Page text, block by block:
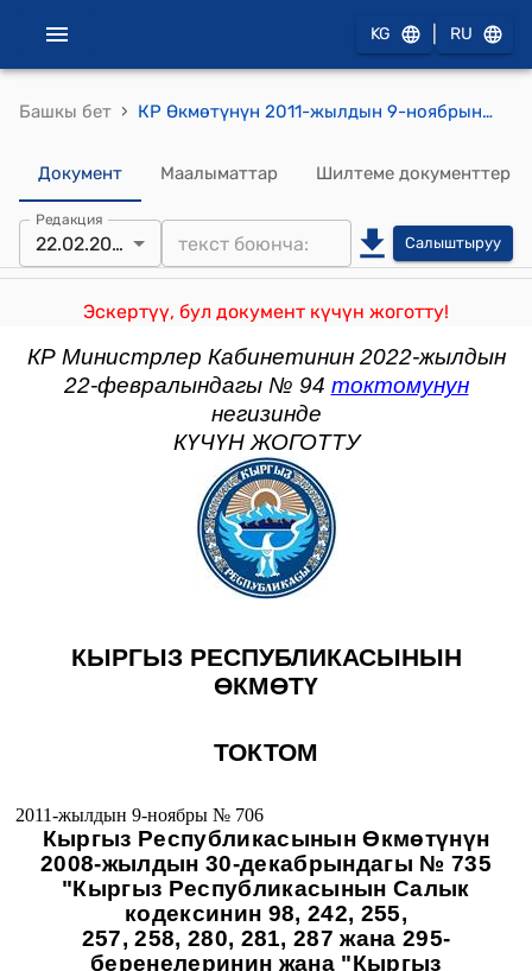
KG RU
Башкы бет › КР Өкмөтүнүн 2011-жылдын 9-ноябрындагы № 706 "Кыргыз Республикасынын Өкмөтүнүн 2008-жылдын 30-декабрындагы № 735 "Кыргыз Республикасынын Салык кодексинин 98, 242, 255, 257, 258, 280, 281, 287 жана 295-беренелеринин жана "Кыргыз Республикасынын Салык кодексинин күчүнө кириши тууралуу" Кыргыз Республикасынын Мыйзамынын 11-беренесинин талаптарын ишке ашыруу боюнча иш-чаралар жөнүндө" токтомуна өзгөртүүлөрдү жана толуктоолорду киргизүү тууралуу" токтому
Документ Маалыматтар Шилтеме документтер
Редакция
22.02.2022 Салыштыруу
Эскертүү, бул документ күчүн жоготту!